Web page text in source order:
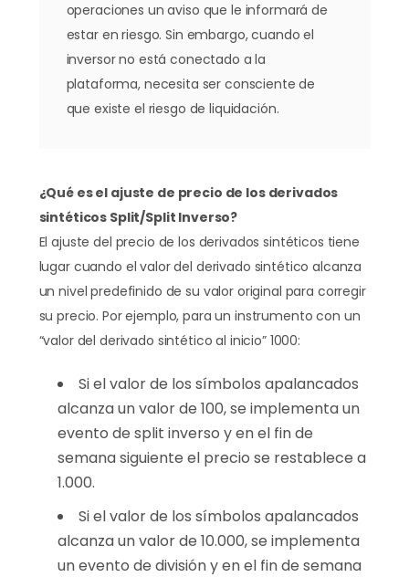
operaciones un aviso que le informará de
estar en riesgo. Sin embargo, cuando el
inversor no está conectado a la
plataforma, necesita ser consciente de
que existe el riesgo de liquidación.
¿Qué es el ajuste de precio de los derivados
sintéticos Split/Split Inverso?
El ajuste del precio de los derivados sintéticos tiene
lugar cuando el valor del derivado sintético alcanza
un nivel predefinido de su valor original para corregir
su precio. Por ejemplo, para un instrumento con un
“valor del derivado sintético al inicio” 1000:
Si el valor de los símbolos apalancados
alcanza un valor de 100, se implementa un
evento de split inverso y en el fin de
semana siguiente el precio se restablece a
1.000.
Si el valor de los símbolos apalancados
alcanza un valor de 10.000, se implementa
un evento de división y en el fin de semana